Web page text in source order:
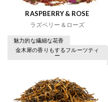
RASPBERRY & ROSE
ラズベリー＆ローズ
魅力的な繊細な花香
金木犀の香りもするフルーツティ
ー